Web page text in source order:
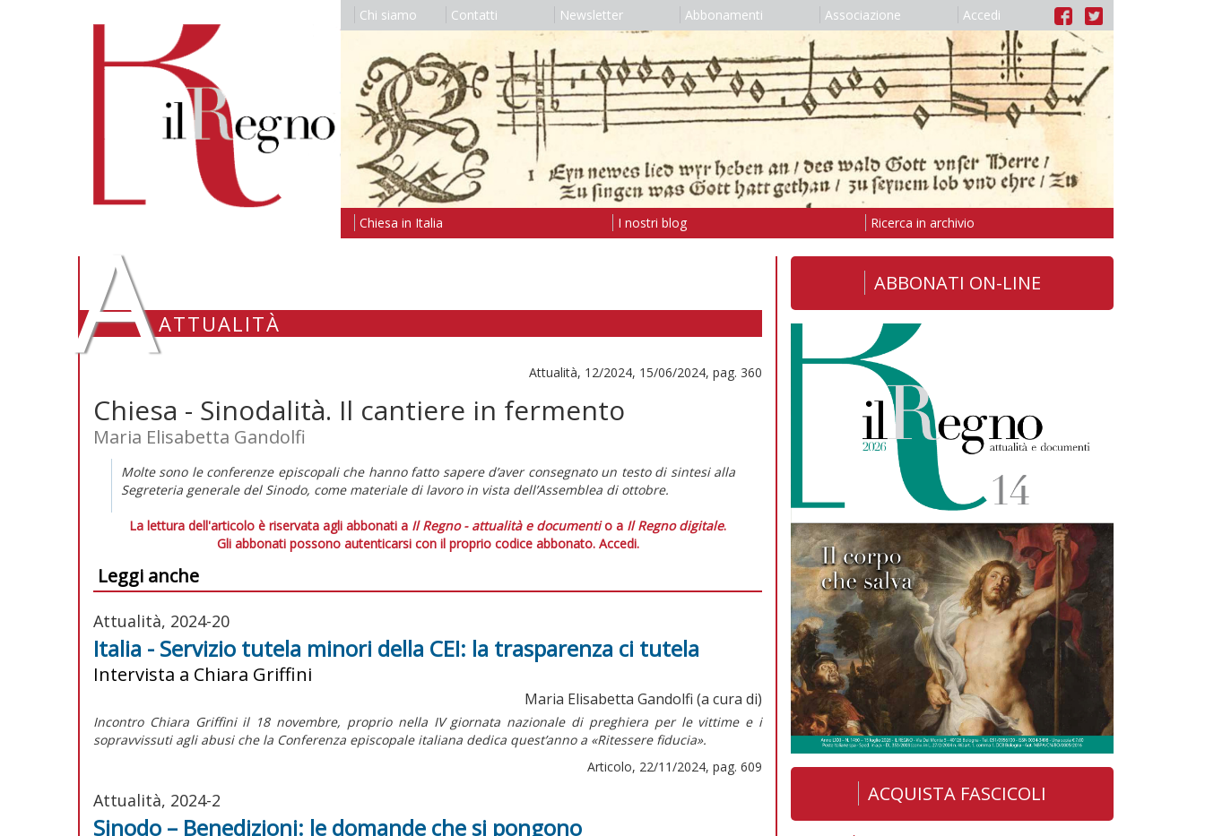
Chi siamo Contatti Newsletter Abbonamenti Associazione Accedi
Chiesa in Italia I nostri blog Ricerca in archivio
AATTUALITÀ
Attualità, 12/2024, 15/06/2024, pag. 360
Chiesa - Sinodalità. Il cantiere in fermento
Maria Elisabetta Gandolfi
Molte sono le conferenze episcopali che hanno fatto sapere d’aver consegnato un testo di sintesi alla
Segreteria generale del Sinodo, come materiale di lavoro in vista dell’Assemblea di ottobre.
La lettura dell'articolo è riservata agli abbonati a Il Regno - attualità e documentio a Il Regno digitale.
Gli abbonati possono autenticarsi con il proprio codice abbonato. Accedi.
Leggi anche
Attualità, 2024-20
Italia - Servizio tutela minori della CEI: la trasparenza ci tutela
Intervista a Chiara Griffini
Maria Elisabetta Gandolfi (a cura di)
Incontro Chiara Griffini il 18 novembre, proprio nella IV giornata nazionale di preghiera per le vittime e i
sopravvissuti agli abusi che la Conferenza episcopale italiana dedica quest’anno a «Ritessere fiducia».
Articolo, 22/11/2024, pag. 609
Attualità, 2024-2
Sinodo – Benedizioni: le domande che si pongono
ABBONATI ON-LINE
ACQUISTA FASCICOLI